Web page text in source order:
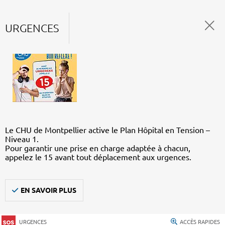
URGENCES
Le CHU de Montpellier active le Plan Hôpital en Tension –
Niveau 1.
Pour garantir une prise en charge adaptée à chacun,
appelez le 15 avant tout déplacement aux urgences.
EN SAVOIR PLUS
URGENCES ACCÈS RAPIDES